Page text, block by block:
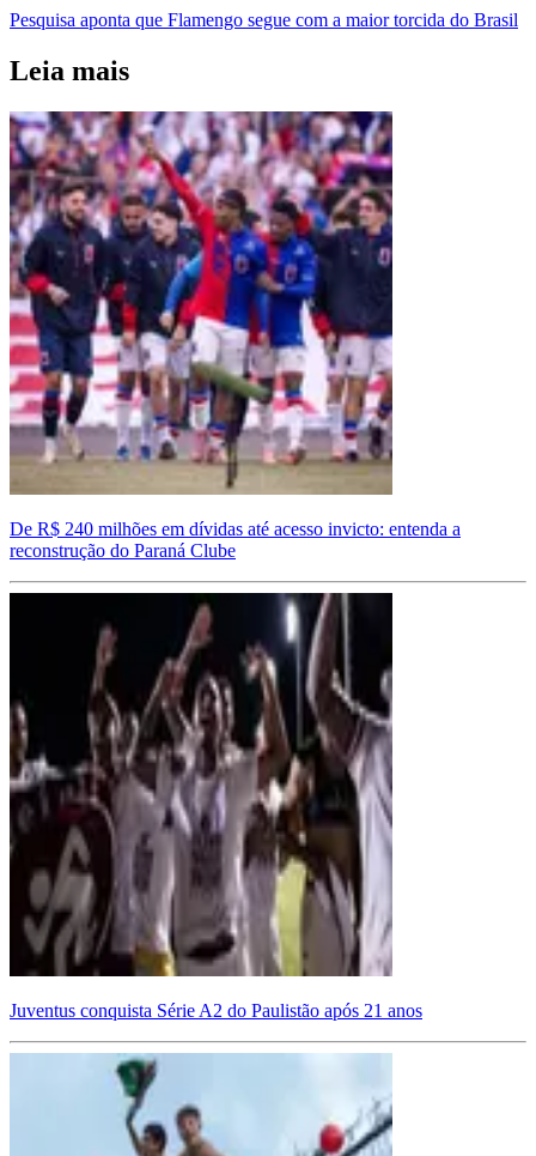
Pesquisa aponta que Flamengo segue com a maior torcida do Brasil
Leia mais
De R$ 240 milhões em dívidas até acesso invicto: entenda a
reconstrução do Paraná Clube
Juventus conquista Série A2 do Paulistão após 21 anos